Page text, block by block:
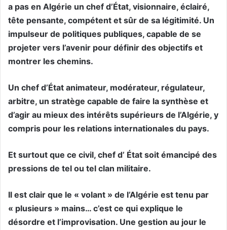
a pas en Algérie un chef d’État, visionnaire, éclairé,
tête pensante, compétent et sûr de sa légitimité. Un
impulseur de politiques publiques, capable de se
projeter vers l’avenir pour définir des objectifs et
montrer les chemins.
Un chef d’État animateur, modérateur, régulateur,
arbitre, un stratège capable de faire la synthèse et
d’agir au mieux des intérêts supérieurs de l’Algérie, y
compris pour les relations internationales du pays.
Et surtout que ce civil, chef d’ État soit émancipé des
pressions de tel ou tel clan militaire.
Il est clair que le « volant » de l’Algérie est tenu par
« plusieurs » mains… c’est ce qui explique le
désordre et l’improvisation. Une gestion au jour le